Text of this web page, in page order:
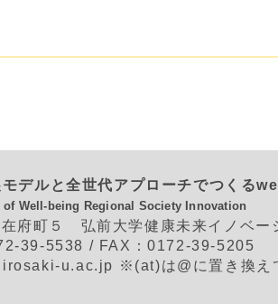
デルと全世代アプローチでつくる
of Well-being Regional Society Innovation
府町５ 弘前大学健康未来イノベー
39-5538 / FAX：0172-39-5205
u.ac.jp ※(at)は@に置き換え